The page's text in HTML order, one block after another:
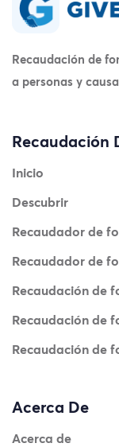
Recaudación de
a personas y
Recaudación
Inicio
Descubrir
Recaudador de
Recaudador de
Recaudación de
Recaudación de
Recaudación de
Acerca De
Acerca de